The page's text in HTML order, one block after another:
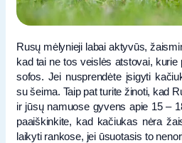
Rusų mėlynieji labai aktyvūs,
kad tai ne tos veislės atstovai,
sofos. Jei nusprendėte įsigyti
su šeima. Taip pat turite žinoti, kad
ir jūsų namuose gyvens apie 15 –
paaiškinkite, kad kačiukas nėra
laikyti rankose, jei ūsuotasis to